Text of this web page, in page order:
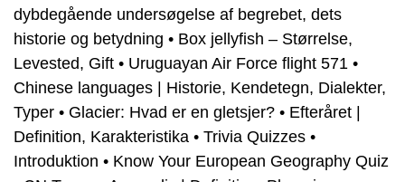
dybdegående undersøgelse af begrebet, dets
historie og betydning • Box jellyfish – Størrelse,
Levested, Gift • Uruguayan Air Force flight 571 •
Chinese languages | Historie, Kendetegn, Dialekter,
Typer • Glacier: Hvad er en gletsjer? • Efteråret |
Definition, Karakteristika • Trivia Quizzes •
Introduktion • Know Your European Geography Quiz